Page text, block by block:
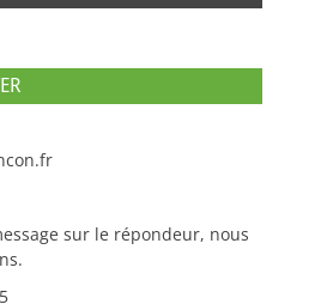
sur le répondeur, nous